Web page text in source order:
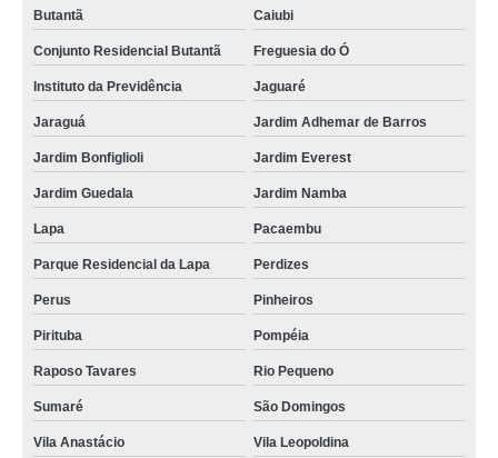
impermeabilização laje de cobertura Jundiaí
cotação para impermeabilização de laje de cobertura Barueri
cotação para impermeabilização cobertura Sorocaba
cotação para impermeabilização coberturas planas Raposo Tavares
impermeabilização de coberturas em terraço São Domingos
cotação para impermeabilização laje cobertura Campinas
cotação para impermeabilizante cobertura Jaguariúna
cotação para impermeabilização para cobertura Vila Anastácio
cotação para impermeabilização coberturas planas Indaiatuba
cotação para impermeabilização cobertura Valinhos
Butantã Caiubi
Conjunto Residencial Butantã Freguesia do Ó
Instituto da Previdência Jaguaré
Jaraguá Jardim Adhemar de Barros
Jardim Bonfiglioli Jardim Everest
Jardim Guedala Jardim Namba
Lapa Pacaembu
Parque Residencial da Lapa Perdizes
Perus Pinheiros
Pirituba Pompéia
Raposo Tavares Rio Pequeno
Sumaré São Domingos
Vila Anastácio Vila Leopoldina